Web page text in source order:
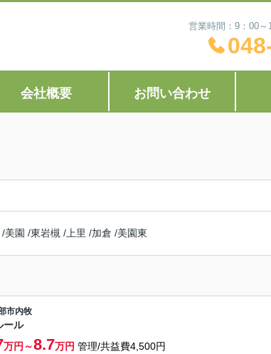
営業時間：9：00
会社概要 お問い合わせ
/美園 /東岩槻 / 上里 /加倉 /美園東
市内牧
ール
万円～8.7万円 管理/共益費4,500円